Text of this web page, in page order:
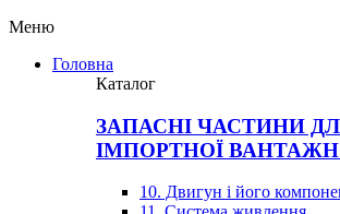
Меню
Головна
Каталог
ЗАПАСНІ ЧАСТИНИ
ІМПОРТНОЇ
10. Двигун і його